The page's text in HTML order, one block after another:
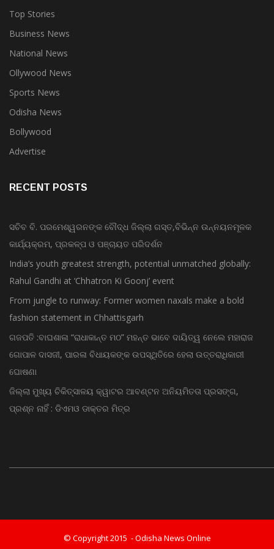
Top Stories
Business News
National News
Ollywood News
Sports News
Odisha News
Bollywood
Advertise
RECENT POSTS
ସଚିବ ବି. ପରମେଶ୍ୱରନଙ୍କ ବୌଦ୍ଧ ଜିଲ୍ଲା ଗସ୍ତ,ବିଭିନ୍ନ ଉନ୍ନୟନମୂଳକ
କାର୍ଯ୍ୟକ୍ରମ, ପ୍ରକଳ୍ପ ଓ ପଞ୍ଚାୟତ ପରିଦର୍ଶନ
India’s youth greatest strength, potential unmatched globally:
Rahul Gandhi at ‘Chhatron Ki Goonj’ event
From jungle to runway: Former women naxals make a bold
fashion statement in Chhattisgarh
ଗଜପତି :ବାଘଶାଳା “ରାଧାକାନ୍ତ ମଠ” ମହନ୍ତ ଭାବେ ଦାୟିତ୍ୱ ନେଲେ ମହାରାଜ
ଗୋପାଳ ଦାସଜୀ, ପାରଳା ବିଧାୟକଙ୍କ ଉପସ୍ଥିତିରେ ହେଲା ଉତ୍ତରାଧିକାରୀ
ଘୋଷଣା
ଜିଲ୍ଲା ମୁଖ୍ୟ ଚିକିତ୍ସାଳୟ କ୍ୱାଟର ଆବଣ୍ଟନ ଅନିୟମିତତା ପ୍ରସଙ୍ଗ,
ପ୍ରଶ୍ନ ନାହିଁ : ଡିଏମଓ ଡାକ୍ତର ମିତ୍ର
© Copyright 2015 - Odisha News Online